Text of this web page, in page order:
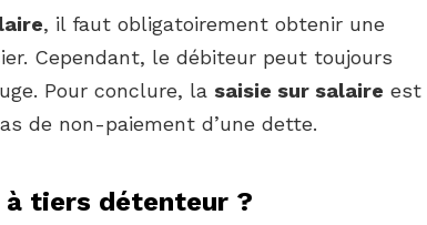
, il faut obligatoirement obtenir une
Cependant, le débiteur peut toujours
Pour conclure, la saisie sur salaire est
de non-paiement d’une dette.
à tiers détenteur ?